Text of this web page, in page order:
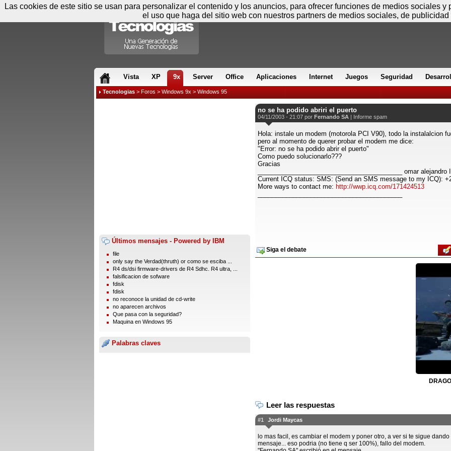
Vista XP 9x Server Office Aplicaciones Internet Juegos Seguridad
Tecnologias > Foros > Windows 9x > Windows 95
Últimos mensajes - Powered by IBM
file
only say the Verdad(thruth) or como se esciba ...
R4 ds/dsi firmware-drivers de R4 Sdhc. R4 ultra, ...
falsificacion de sofware
fdisk
fdisk
no reconoce la unidad de cd-write
no aparecen archivos
Que pasa con la seguridad?
Maquina en Windows 95
Palabras claves
no se ha podido abriri el puerto
04/11/2003 - 21:07 por Fernando SA | Informe spam
Hola: instale un modem (motorola PCI V90), todo la instalalcion
pero al momento de querer probar el modem me dice:
"Error: no se ha podido abrir el puerto"
Como puedo solucionarlo???
Gracias
_________________________________________ omar alejandro
Current ICQ status: SMS: (Send an SMS message to my ICQ):
More ways to contact me: http://wwp.icq.com/171424513
Siga el debate
Leer las respuestas
#1 Jordi Maycas
lo mas facil, es cambiar el modem y poner otro, a ver si te sigue dando
mensaje... eso podria (no tiene q ser 100%), fallo del modem.
Las cookies de este sitio se usan para personalizar el contenido y los anuncios, para ofrecer funciones de medios sociales
el uso que haga del sitio web con nuestros partners de medios sociales, de